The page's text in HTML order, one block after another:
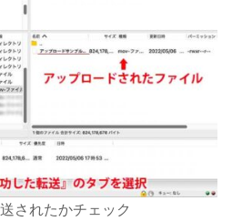
されたかチェック